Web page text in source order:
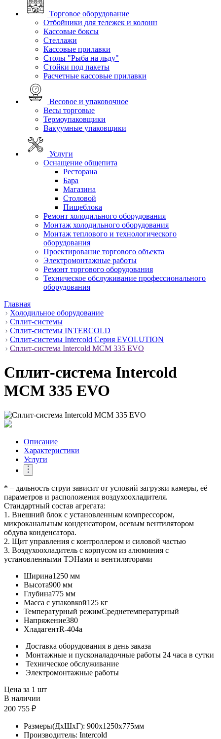
Торговое оборудование
Отбойники для тележек и колонн
Кассовые боксы
Стеллажи
Кассовые прилавки
Столы "Рыба на льду"
Стойки под пакеты
Расчетные кассовые прилавки
Весовое и упаковочное
Весы торговые
Термоупаковщики
Вакуумные упаковщики
Услуги
Оснащение общепита
Ресторана
Бара
Магазина
Столовой
Пищеблока
Ремонт холодильного оборудования
Монтаж холодильного оборудования
Монтаж теплового и технологического
оборудования
Проектирование торгового объекта
Электромонтажные работы
Ремонт торгового оборудования
Техническое обслуживание профессионального
оборудования
Главная
Холодильное оборудование
Сплит-системы
Сплит-системы INTERCOLD
Сплит-системы Intercold Серия EVOLUTION
Сплит-система Intercold MCM 335 EVO
Сплит-система Intercold
MCM 335 EVO
Описание
Характеристики
Услуги
* – дальность струи зависит от условий загрузки камеры, её
параметров и расположения воздухоохладителя.
Стандартный состав агрегата:
1. Внешний блок с установленным компрессором,
микроканальным конденсатором, осевым вентилятором
обдува конденсатора.
2. Щит управления с контроллером и силовой частью
3. Воздухоохладитель с корпусом из алюминия с
установленными ТЭНами и вентиляторами
Ширина1250 мм
Высота900 мм
Глубина775 мм
Масса с упаковкой125 кг
Температурный режимСреднетемпературный
Напряжение380
ХладагентR-404a
Доставка оборудования в день заказа
Монтажные и пусконаладочные работы 24 часа в сутки
Техническое обслуживание
Электромонтажные работы
Цена за 1 шт
В наличии
200 755 ₽
Размеры(ДхШхГ): 900x1250x775мм
Производитель: Intercold